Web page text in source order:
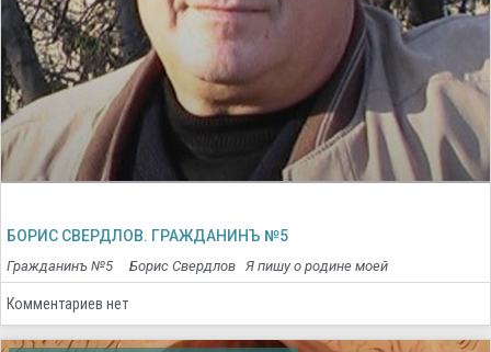
БОРИС СВЕРДЛОВ. ГРАЖДАНИНЪ №5
Гражданинъ №5 Борис Свердлов Я пишу о родине моей
Комментариев нет